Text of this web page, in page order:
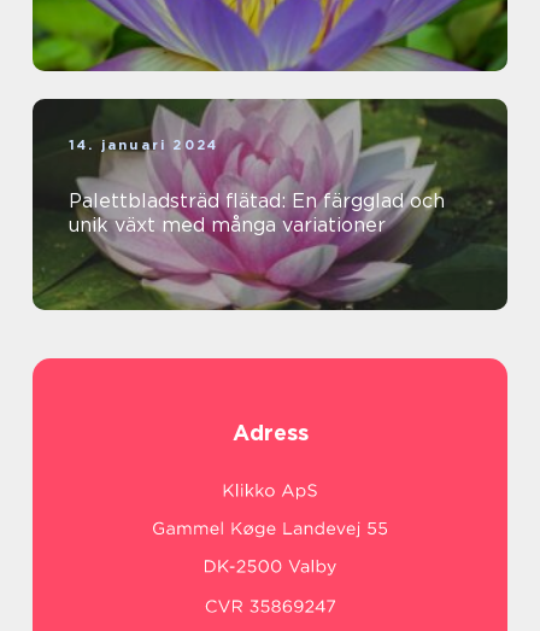
14. januari 2024
Palettbladsträd flätad: En färgglad och
unik växt med många variationer
Adress